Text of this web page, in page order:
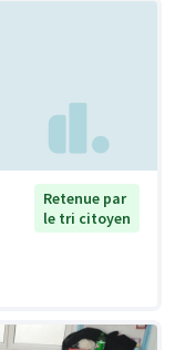
Retenue par
le tri citoyen